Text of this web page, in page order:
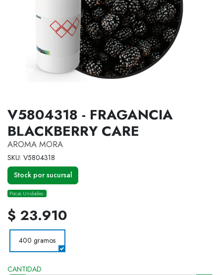
V5804318 - FRAGANCIA
BLACKBERRY CARE
AROMA MORA
SKU: V5804318
Stock por sucursal
Pocas Unidades.
$ 23.910
400 gramos
CANTIDAD